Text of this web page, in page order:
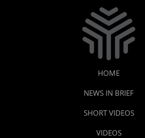
HOME
NEWS IN BRIEF
SHORT VIDEOS
VIDEOS